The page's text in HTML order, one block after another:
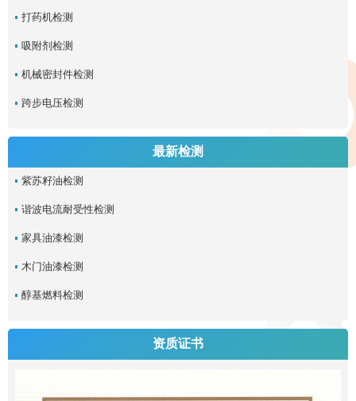
打药机检测
吸附剂检测
机械密封件检测
跨步电压检测
最新检测
紫苏籽油检测
谐波电流耐受性检测
家具油漆检测
木门油漆检测
醇基燃料检测
资质证书